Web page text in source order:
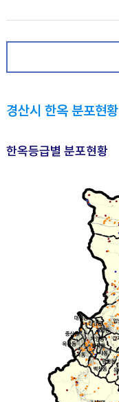
경산시 한옥 분포현황
한옥등급별 분포현황